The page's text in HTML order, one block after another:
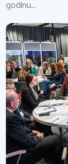
godinu...